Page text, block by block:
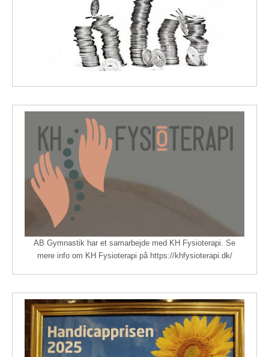
AB Gymnastik har et samarbejde med KH Fysioterapi. Se
mere info om KH Fysioterapi på https://khfysioterapi.dk/